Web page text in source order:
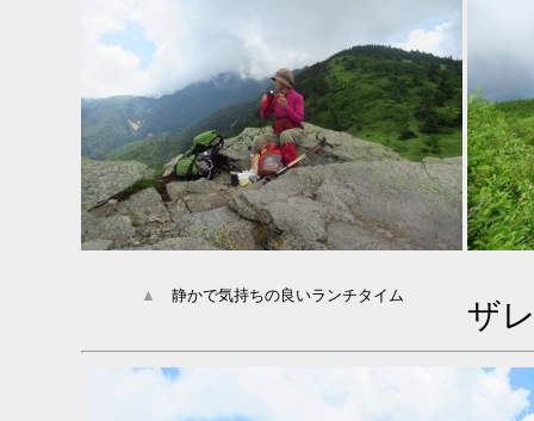
▲ 静かで気持ちの良いランチタイム
ザ